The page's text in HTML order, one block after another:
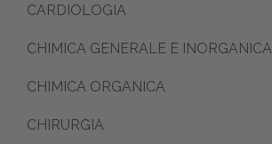
CARDIOLOGIA
CHIMICA GENERALE E INORGANICA
CHIMICA ORGANICA
CHIRURGIA